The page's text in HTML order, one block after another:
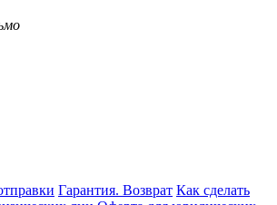
Гарантия. Возврат Как сделать